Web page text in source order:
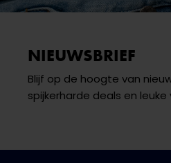
NIEUWSBRIEF
Blijf op de hoogte van
spijkerharde deals en leuke